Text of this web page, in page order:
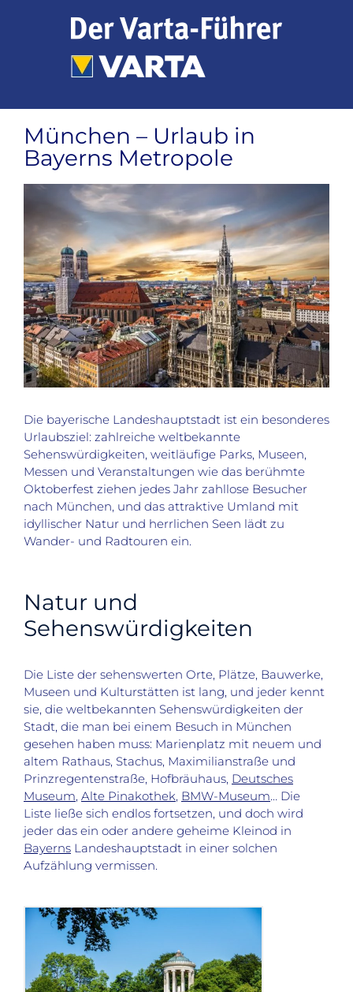
München – Urlaub in
Bayerns Metropole
Zeige
grösseres
Bild
Die bayerische Landeshauptstadt ist ein besonderes
Urlaubsziel: zahlreiche weltbekannte
Sehenswürdigkeiten, weitläufige Parks, Museen,
Messen und Veranstaltungen wie das berühmte
Oktoberfest ziehen jedes Jahr zahllose Besucher
nach München, und das attraktive Umland mit
idyllischer Natur und herrlichen Seen lädt zu
Wander- und Radtouren ein.
Natur und
Sehenswürdigkeiten
Die Liste der sehenswerten Orte, Plätze, Bauwerke,
Museen und Kulturstätten ist lang, und jeder kennt
sie, die weltbekannten Sehenswürdigkeiten der
Stadt, die man bei einem Besuch in München
gesehen haben muss: Marienplatz mit neuem und
altem Rathaus, Stachus, Maximilianstraße und
Prinzregentenstraße, Hofbräuhaus, Deutsches
Museum, Alte Pinakothek, BMW-Museum… Die
Liste ließe sich endlos fortsetzen, und doch wird
jeder das ein oder andere geheime Kleinod in
Bayerns Landeshauptstadt in einer solchen
Aufzählung vermissen.